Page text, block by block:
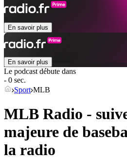
En savoir plus
En savoir plus
Le podcast débute dans
- 0 sec.
Sport MLB
MLB Radio -
majeure de
la radio